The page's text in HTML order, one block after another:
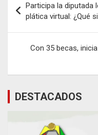
de
entradas
Participa la diputada
plática virtual: ¿Qué
Con 35 becas,
DESTACADOS